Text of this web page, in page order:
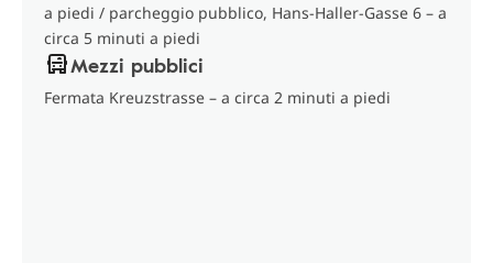
a piedi / parcheggio pubblico, Hans-Haller-Gasse 6 – a
circa 5 minuti a piedi
Mezzi pubblici
Fermata Kreuzstrasse – a circa 2 minuti a piedi